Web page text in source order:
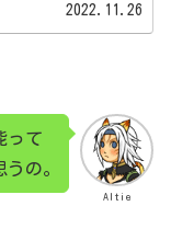
2022.11.26
Altie
って
の。